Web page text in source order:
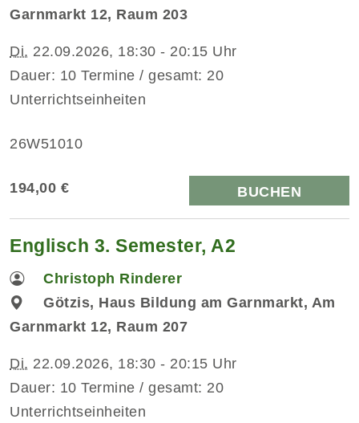
Garnmarkt 12, Raum 203
Di. 22.09.2026, 18:30 - 20:15 Uhr
Dauer: 10 Termine / gesamt: 20
Unterrichtseinheiten
26W51010
194,00 € BUCHEN
Englisch 3. Semester, A2
Christoph Rinderer
Götzis, Haus Bildung am Garnmarkt, Am
Garnmarkt 12, Raum 207
Di. 22.09.2026, 18:30 - 20:15 Uhr
Dauer: 10 Termine / gesamt: 20
Unterrichtseinheiten